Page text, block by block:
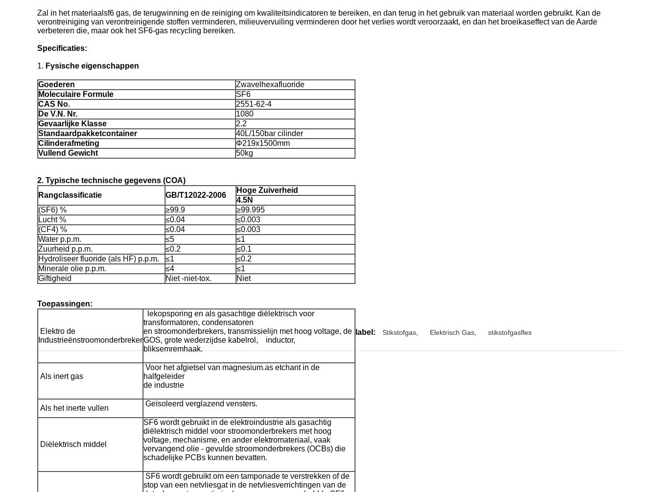
Zal in het materiaalsf6 gas, de terugwinning en de reiniging om kwaliteitsindicatoren te bereiken, en dan terug in het gebruik van materiaal worden gebruikt. Kan de
verontreiniging van verontreinigende stoffen verminderen, milieuvervuiling verminderen door het verlies wordt veroorzaakt, en dan het broeikaseffect van de Aarde
verbeteren die, maar ook het SF6-gas recycling bereiken.
Specificaties:
1. Fysische eigenschappen
Goederen
Zwavelhexafluoride
Moleculaire Formule
SF6
CAS No.
2551-62-4
De V.N. Nr.
1080
Gevaarlijke Klasse
2.2
Standaardpakketcontainer
40L/150bar cilinder
Cilinderafmeting
Φ219x1500mm
Vullend Gewicht
50kg
2. Typische technische gegevens (COA)
Rangclassificatie
GB/T12022-2006
Hoge Zuiverheid
4.5N
(SF6) %
≥99.9
≥99.995
Lucht %
≤0.04
≤0.003
(CF4) %
≤0.04
≤0.003
Water p.p.m.
≤5
≤1
Zuurheid p.p.m.
≤0.2
≤0.1
Hydroliseer fluoride (als HF) p.p.m.
≤1
≤0.2
Minerale olie p.p.m.
≤4
≤1
Giftigheid
Niet -niet-tox. Niet
Toepassingen:
Elektro de
Industrieënstroomonderbreker
lekopsporing en als gasachtige diëlektrisch voor
transformatoren, condensatoren
en stroomonderbrekers, transmissielijn met hoog voltage, de
GOS, grote wederzijdse kabelrol, inductor,
bliksemremhaak.
Als inert gas
Voor het afgietsel van magnesium.as etchant in de
halfgeleider
de industrie
Als het inerte vullen
Geïsoleerd verglazend vensters.
Diëlektrisch middel
SF6 wordt gebruikt in de elektroindustrie als gasachtig
diëlektrisch middel voor stroomonderbrekers met hoog
voltage, mechanisme, en ander elektromateriaal, vaak
vervangend olie - gevulde stroomonderbrekers (OCBs) die
schadelijke PCBs kunnen bevatten.
SF6 wordt gebruikt om een tamponade te verstrekken of de
stop van een netvliesgat in de netvliesverrichtingen van de
label: Stikstofgas Elektrisch Gas stikstofgasfles